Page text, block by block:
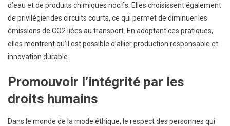
d’eau et de produits chimiques nocifs. Elles choisissent également
de privilégier des circuits courts, ce qui permet de diminuer les
émissions de CO2 liées au transport. En adoptant ces pratiques,
elles montrent qu’il est possible d’allier production responsable et
innovation durable.
Promouvoir l’intégrité par les
droits humains
Dans le monde de la mode éthique, le respect des personnes qui